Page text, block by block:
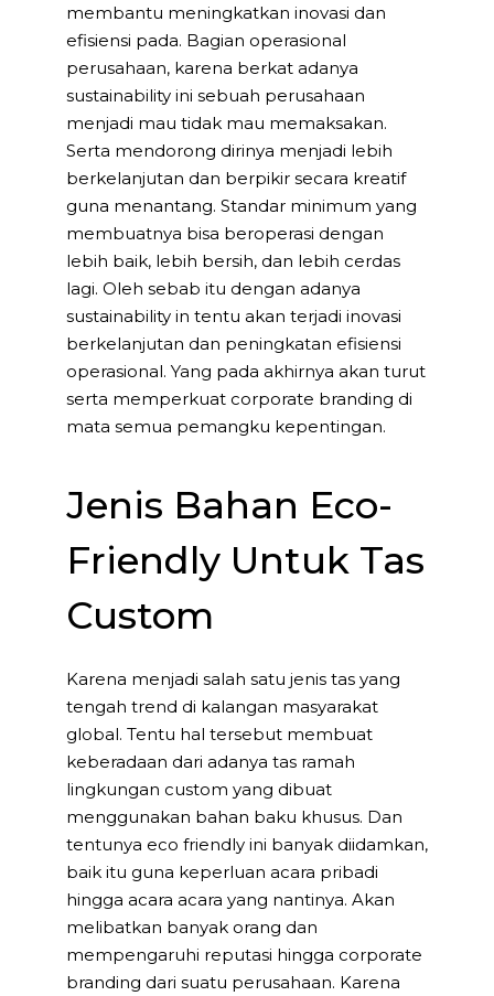
membantu meningkatkan inovasi dan
efisiensi pada. Bagian operasional
perusahaan, karena berkat adanya
sustainability ini sebuah perusahaan
menjadi mau tidak mau memaksakan.
Serta mendorong dirinya menjadi lebih
berkelanjutan dan berpikir secara kreatif
guna menantang. Standar minimum yang
membuatnya bisa beroperasi dengan
lebih baik, lebih bersih, dan lebih cerdas
lagi. Oleh sebab itu dengan adanya
sustainability in tentu akan terjadi inovasi
berkelanjutan dan peningkatan efisiensi
operasional. Yang pada akhirnya akan turut
serta memperkuat corporate branding di
mata semua pemangku kepentingan.
Jenis Bahan Eco-
Friendly Untuk Tas
Custom
Karena menjadi salah satu jenis tas yang
tengah trend di kalangan masyarakat
global. Tentu hal tersebut membuat
keberadaan dari adanya tas ramah
lingkungan custom yang dibuat
menggunakan bahan baku khusus. Dan
tentunya eco friendly ini banyak diidamkan,
baik itu guna keperluan acara pribadi
hingga acara acara yang nantinya. Akan
melibatkan banyak orang dan
mempengaruhi reputasi hingga corporate
branding dari suatu perusahaan. Karena